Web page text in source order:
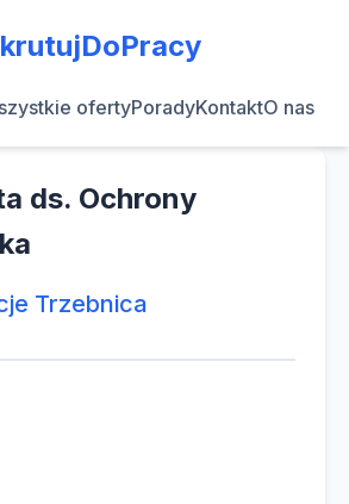
ofertyPoradyKontaktO nas
ds. Ochrony
Trzebnica